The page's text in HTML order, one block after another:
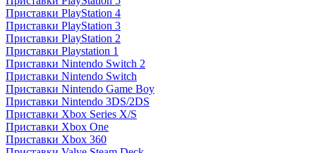
Приставки PlayStation 4
Приставки PlayStation 3
Приставки PlayStation 2
Приставки Playstation 1
Приставки Nintendo Switch 2
Приставки Nintendo Switch
Приставки Nintendo Game Boy
Приставки Nintendo 3DS/2DS
Приставки Xbox Series X/S
Приставки Xbox One
Приставки Xbox 360